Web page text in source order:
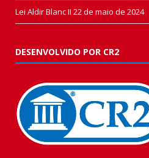
Lei Aldir Blanc II 22 de maio de 2024
DESENVOLVIDO POR CR2